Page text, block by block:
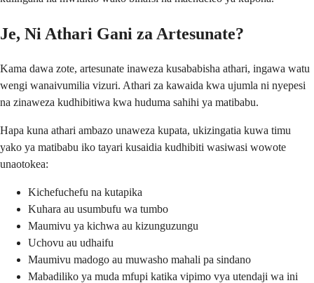
Je, Ni Athari Gani za Artesunate?
Kama dawa zote, artesunate inaweza kusababisha athari, ingawa watu
wengi wanaivumilia vizuri. Athari za kawaida kwa ujumla ni nyepesi
na zinaweza kudhibitiwa kwa huduma sahihi ya matibabu.
Hapa kuna athari ambazo unaweza kupata, ukizingatia kuwa timu
yako ya matibabu iko tayari kusaidia kudhibiti wasiwasi wowote
unaotokea:
Kichefuchefu na kutapika
Kuhara au usumbufu wa tumbo
Maumivu ya kichwa au kizunguzungu
Uchovu au udhaifu
Maumivu madogo au muwasho mahali pa sindano
Mabadiliko ya muda mfupi katika vipimo vya utendaji wa ini